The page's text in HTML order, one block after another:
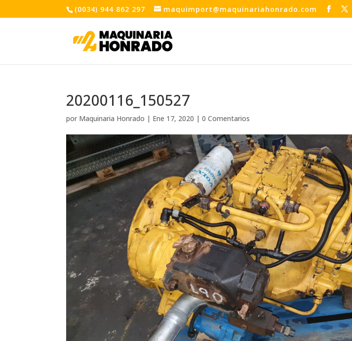
(0034) 944 862 297 maquimport@maquinariahonrado.com
20200116_150527
por Maquinaria Honrado | Ene 17, 2020 |0 Comentarios